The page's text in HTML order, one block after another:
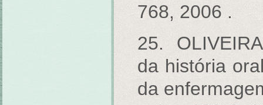
768, 2006 .
25.
da história
da